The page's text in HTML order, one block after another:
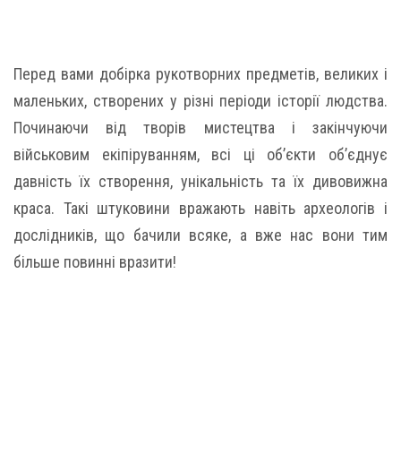
Перед вами добірка рукотворних предметів, великих і
маленьких, створених у різні періоди історії людства.
Починаючи від творів мистецтва і закінчуючи
військовим екіпіруванням, всі ці об’єкти об’єднує
давність їх створення, унікальність та їх дивовижна
краса. Такі штуковини вражають навіть археологів і
дослідників, що бачили всяке, а вже нас вони тим
більше повинні вразити!